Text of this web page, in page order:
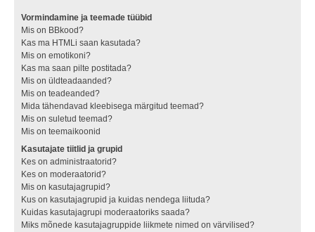
Vormindamine ja teemade tüübid
Mis on BBkood?
Kas ma HTMLi saan kasutada?
Mis on emotikoni?
Kas ma saan pilte postitada?
Mis on üldteadaanded?
Mis on teadeanded?
Mida tähendavad kleebisega märgitud teemad?
Mis on suletud teemad?
Mis on teemaikoonid
Kasutajate tiitlid ja grupid
Kes on administraatorid?
Kes on moderaatorid?
Mis on kasutajagrupid?
Kus on kasutajagrupid ja kuidas nendega liituda?
Kuidas kasutajagrupi moderaatoriks saada?
Miks mõnede kasutajagruppide liikmete nimed on värvilised?